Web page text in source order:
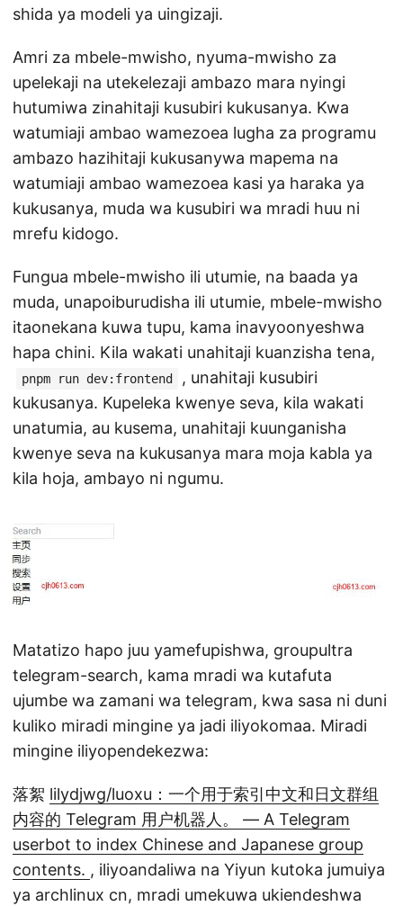
shida ya modeli ya uingizaji.
Amri za mbele-mwisho, nyuma-mwisho za
upelekaji na utekelezaji ambazo mara nyingi
hutumiwa zinahitaji kusubiri kukusanya. Kwa
watumiaji ambao wamezoea lugha za programu
ambazo hazihitaji kukusanywa mapema na
watumiaji ambao wamezoea kasi ya haraka ya
kukusanya, muda wa kusubiri wa mradi huu ni
mrefu kidogo.
Fungua mbele-mwisho ili utumie, na baada ya
muda, unapoiburudisha ili utumie, mbele-mwisho
itaonekana kuwa tupu, kama inavyoonyeshwa
hapa chini. Kila wakati unahitaji kuanzisha tena,
pnpm run dev:frontend
, unahitaji kusubiri
kukusanya. Kupeleka kwenye seva, kila wakati
unatumia, au kusema, unahitaji kuunganisha
kwenye seva na kukusanya mara moja kabla ya
kila hoja, ambayo ni ngumu.
Matatizo hapo juu yamefupishwa, groupultra
telegram-search, kama mradi wa kutafuta
ujumbe wa zamani wa telegram, kwa sasa ni duni
kuliko miradi mingine ya jadi iliyokomaa. Miradi
mingine iliyopendekezwa:
落絮 lilydjwg/luoxu：一个用于索引中文和日文群组
内容的 Telegram 用户机器人。 — A Telegram
userbot to index Chinese and Japanese group
contents. , iliyoandaliwa na Yiyun kutoka jumuiya
ya archlinux cn, mradi umekuwa ukiendeshwa